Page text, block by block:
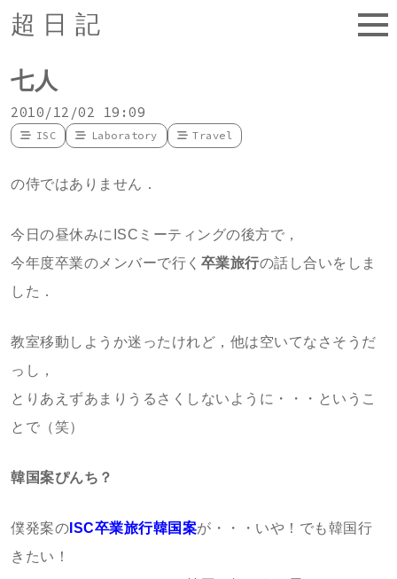
超日記
七人
2010/12/02 19:09
ISC Laboratory Travel
の侍ではありません．
今日の昼休みにISCミーティングの後方で，
今年度卒業のメンバーで行く 卒業旅行の話し合いをしま
した．
教室移動しようか迷ったけれど，他は空いてなさそうだ
っし，
とりあえずあまりうるさくしないように・・・というこ
とで（笑）
韓国案ぴんち？
僕発案の ISC卒業旅行韓国案が・・・いや！でも韓国行
きたい！